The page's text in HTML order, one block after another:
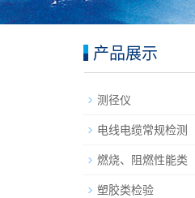
产品展示
测径仪
电线电缆常规检测
燃烧、阻燃性能类
塑胶类检验